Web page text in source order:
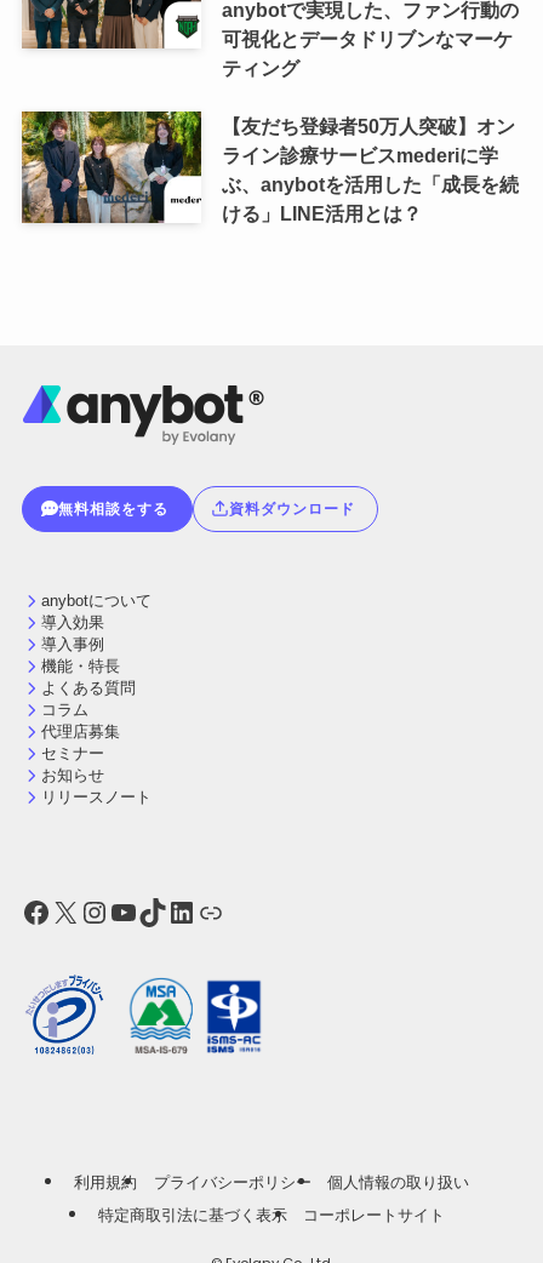
anybotで実現した、ファン行動の
可視化とデータドリブンなマーケ
ティング
【友だち登録者50万人突破】オン
ライン診療サービスmederiに学
ぶ、anybotを活用した「成長を続
ける」LINE活用とは？
無料相談をする 資料ダウンロード
anybotについて
導入効果
導入事例
機能・特長
よくある質問
コラム
代理店募集
セミナー
お知らせ
リリースノート
Facebook
X Instagram
YouTube
TikTok
LinkedIn
リンク
利用規約 プライバシーポリシー
個人情報の取り扱い
特定商取引法に基づく表示
コーポレートサイト